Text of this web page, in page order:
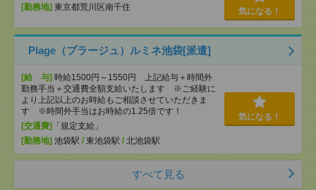
[勤務地] 東京都荒川区南千住 気になる！
Plage（プラージュ）ルミネ池袋[派遣]
[給 与] 時給1500円～1550円 上記給与＋時間外
勤務手当＋交通費全額支給いたします ※ご経験に
より上記以上のお時給もご相談させていただきま
す ※時間外手当はお時給の1.25倍です！
[交通費]
「規定支給」
[勤務地] 池袋駅 / 東池袋駅 / 北池袋駅
気になる！
すべて見る